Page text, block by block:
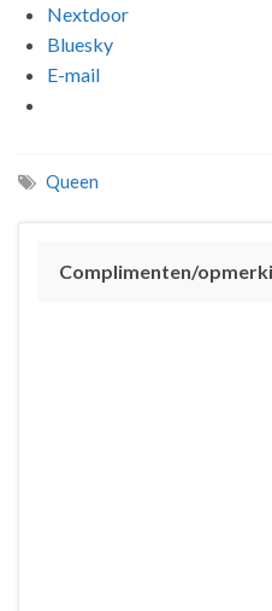
Nextdoor
Bluesky
E-mail
Queen
Complimenten/